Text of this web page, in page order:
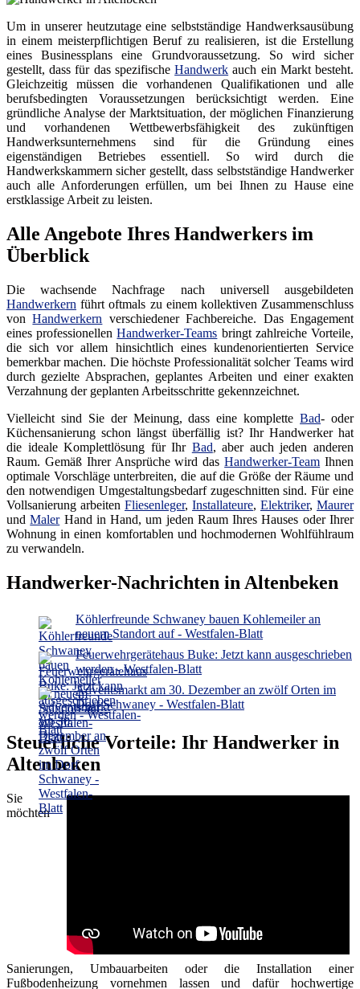
Um in unserer heutzutage eine selbstständige Handwerksausübung
in einem meisterpflichtigen Beruf zu realisieren, ist die Erstellung
eines Businessplans eine Grundvoraussetzung. So wird sicher
gestellt, dass für das spezifischeHandwerk auch ein Markt besteht.
Gleichzeitig müssen die vorhandenen Qualifikationen und alle
berufsbedingten Voraussetzungen berücksichtigt werden. Eine
gründliche Analyse der Marktsituation, der möglichen Finanzierung
und vorhandenen Wettbewerbsfähigkeit des zukünftigen
Handwerksunternehmens sind für die Gründung eines
eigenständigen Betriebes essentiell. So wird durch die
Handwerkskammern sicher gestellt, dass selbstständige Handwerker
auch alle Anforderungen erfüllen, um bei Ihnen zu Hause eine
erstklassige Arbeit zu leisten.
Alle Angebote Ihres Handwerkers im
Überblick
Die wachsende Nachfrage nach universell ausgebildeten
Handwerkern führt oftmals zu einem kollektiven Zusammenschluss
vonHandwerkern verschiedener Fachbereiche. Das Engagement
eines professionellenHandwerker-Teams bringt zahlreiche Vorteile,
die sich vor allem hinsichtlich eines kundenorientierten Service
bemerkbar machen. Die höchste Professionalität solcher Teams wird
durch gezielte Absprachen, geplantes Arbeiten und einer exakten
Verzahnung der geplanten Arbeitsschritte gekennzeichnet.
Vielleicht sind Sie der Meinung, dass eine kompletteBad- oder
Küchensanierung schon längst überfällig ist? Ihr Handwerker hat
die ideale Komplettlösung für Ihr Bad, aber auch jeden anderen
Raum. Gemäß Ihrer Ansprüche wird dasHandwerker-Team Ihnen
optimale Vorschläge unterbreiten, die auf die Größe der Räume und
den notwendigen Umgestaltungsbedarf zugeschnitten sind. Für eine
Vollsanierung arbeiten Fliesenleger, Installateure, Elektriker, Maurer
undMalerHand in Hand, um jeden Raum Ihres Hauses oder Ihrer
Wohnung in einen komfortablen und hochmodernen Wohlfühlraum
zu verwandeln.
Handwerker-Nachrichten in Altenbeken
Köhlerfreunde Schwaney bauen Kohlemeiler an
neuem Standort auf - Westfalen-Blatt
Feuerwehrgerätehaus Buke: Jetzt kann ausgeschrieben
werden - Westfalen-Blatt
Adventsmarkt am 30. Dezember an zwölf Orten im
Dorf Schwaney - Westfalen-Blatt
Steuerliche Vorteile: Ihr Handwerker in
Altenbeken
Sie
möchten
Sanierungen, Umbauarbeiten oder die Installation einer
Fußbodenheizung vornehmen lassen und dafür hochwertige